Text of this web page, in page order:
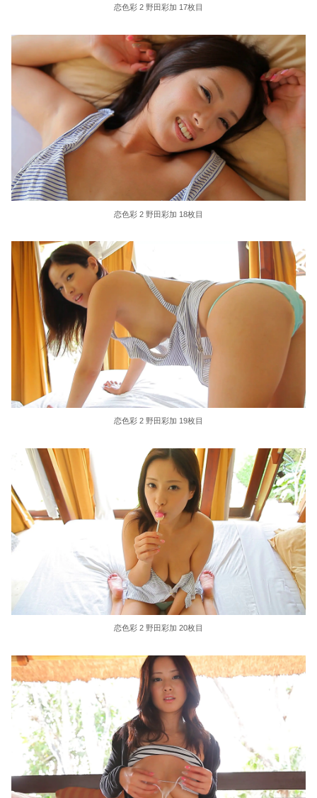
恋色彩 2 野田彩加 17枚目
恋色彩 2 野田彩加 18枚目
恋色彩 2 野田彩加 19枚目
恋色彩 2 野田彩加 20枚目